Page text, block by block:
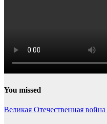
You missed
Великая Отечественная война